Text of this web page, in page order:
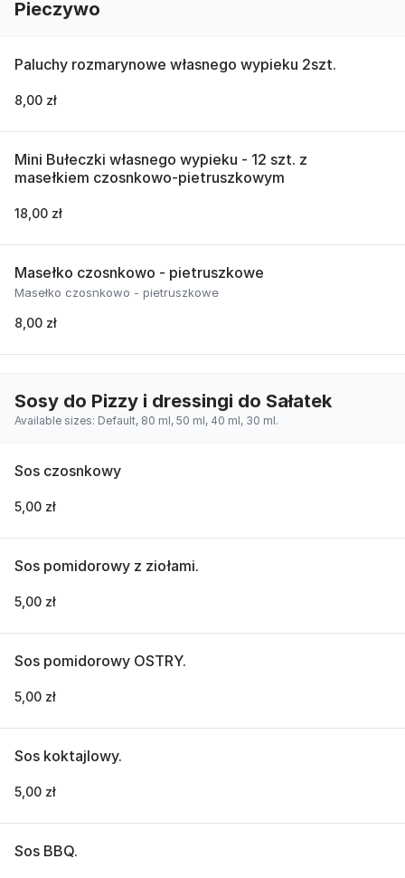
Pieczywo
Paluchy rozmarynowe własnego wypieku 2szt.
8,00 zł
Mini Bułeczki własnego wypieku - 12 szt. z
masełkiem czosnkowo-pietruszkowym
18,00 zł
Masełko czosnkowo - pietruszkowe
Masełko czosnkowo - pietruszkowe
8,00 zł
Sosy do Pizzy i dressingi do Sałatek
Available sizes: Default, 80 ml, 50 ml, 40 ml, 30 ml.
Sos czosnkowy
5,00 zł
Sos pomidorowy z ziołami.
5,00 zł
Sos pomidorowy OSTRY.
5,00 zł
Sos koktajlowy.
5,00 zł
Sos BBQ.